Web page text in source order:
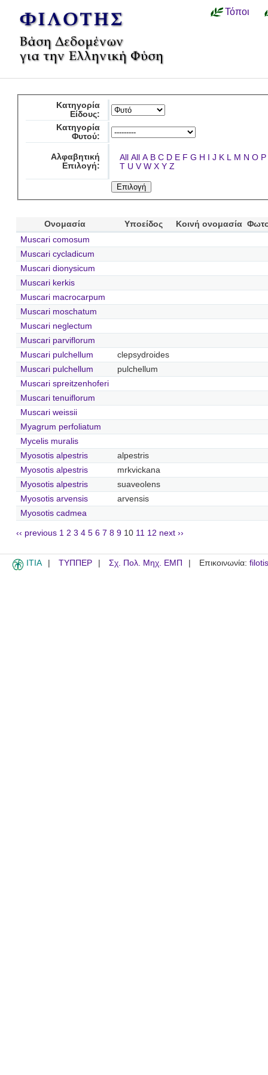
Τόποι
Κατηγορία
Είδους:
Κατηγορία
Φυτού:
Αλφαβητική
Επιλογή:
All All A B C D E F G H I J K L M N O P
T U V W X Y Z
Ονομασία Υποείδος Κοινή ονομασία
Muscari comosum
Muscari cycladicum
Muscari dionysicum
Muscari kerkis
Muscari macrocarpum
Muscari moschatum
Muscari neglectum
Muscari parviflorum
Muscari pulchellum
clepsydroides
Muscari pulchellum
pulchellum
Muscari spreitzenhoferi
Muscari tenuiflorum
Muscari weissii
Myagrum perfoliatum
Mycelis muralis
Myosotis alpestris
alpestris
Myosotis alpestris
mrkvickana
Myosotis alpestris
suaveolens
Myosotis arvensis
arvensis
Myosotis cadmea
‹‹ previous 1 2 3 4 5 6 7 8 9 10 11 12 next ››
ITIA ΤΥΠΠΕΡ Σχ. Πολ. Μηχ. ΕΜΠ Επικοινωνία: